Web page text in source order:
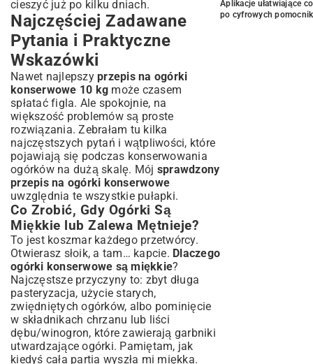
cieszyć już po kilku dniach.
Najczęściej Zadawane
Pytania i Praktyczne
Wskazówki
Nawet najlepszy przepis na ogórki
konserwowe 10 kg może czasem
spłatać figla. Ale spokojnie, na
większość problemów są proste
rozwiązania. Zebrałam tu kilka
najczęstszych pytań i wątpliwości, które
pojawiają się podczas konserwowania
ogórków na dużą skalę. Mój sprawdzony
przepis na ogórki konserwowe
uwzględnia te wszystkie pułapki.
Co Zrobić, Gdy Ogórki Są
Miękkie lub Zalewa Mętnieje?
To jest koszmar każdego przetwórcy.
Otwierasz słoik, a tam… kapcie. Dlaczego
ogórki konserwowe są miękkie?
Najczęstsze przyczyny to: zbyt długa
pasteryzacja, użycie starych,
zwiędniętych ogórków, albo pominięcie
w składnikach chrzanu lub liści
dębu/winogron, które zawierają garbniki
utwardzające ogórki. Pamiętam, jak
kiedyś cała partia wyszła mi miękka.
Aplikacje ułatwiające
po cyfrowych